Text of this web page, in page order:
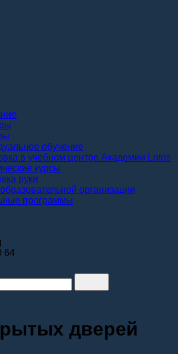
обучение
в учебном центре Академии Lotos
курсы
руки
организации
программы
64
дверей